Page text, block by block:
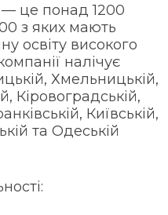
— це понад 1200
з яких мають
освіту високого
налічує
Хмельницькій,
Кіровоградській,
Київській,
та Одеській